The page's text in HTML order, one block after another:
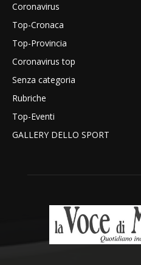
Coronavirus
Top-Cronaca
Top-Provincia
Coronavirus top
Senza categoria
Rubriche
Top-Eventi
GALLERY DELLO SPORT